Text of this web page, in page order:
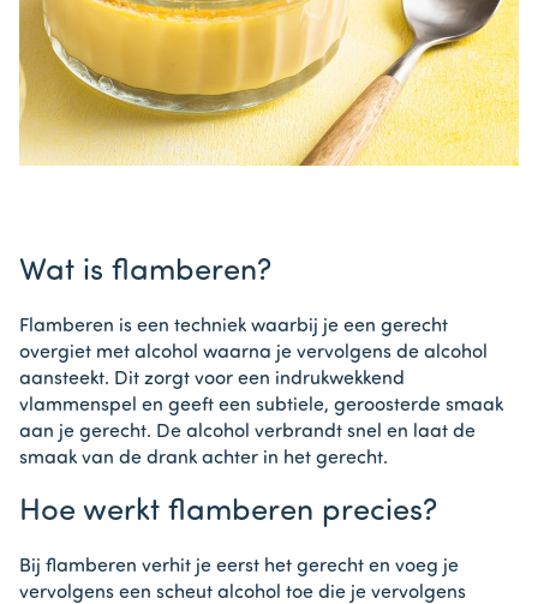
Wat is flamberen?
Flamberen is een techniek waarbij je een gerecht
overgiet met alcohol waarna je vervolgens de alcohol
aansteekt. Dit zorgt voor een indrukwekkend
vlammenspel en geeft een subtiele, geroosterde smaak
aan je gerecht. De alcohol verbrandt snel en laat de
smaak van de drank achter in het gerecht.
Hoe werkt flamberen precies?
Bij flamberen verhit je eerst het gerecht en voeg je
vervolgens een scheut alcohol toe die je vervolgens